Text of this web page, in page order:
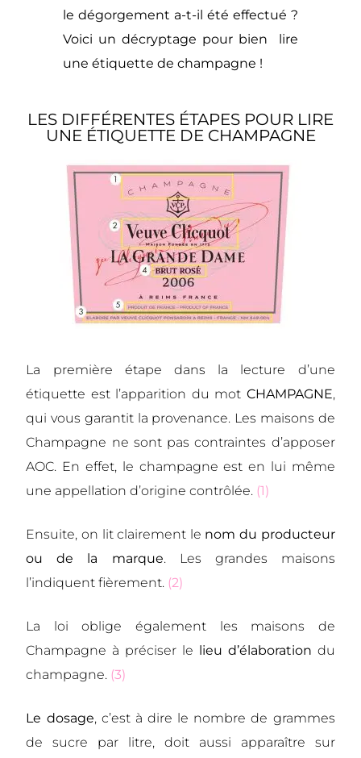
le dégorgement a-t-il été effectué ?
Voici un décryptage pour bien lire
une étiquette de champagne !
LES DIFFÉRENTES ÉTAPES POUR LIRE
UNE ÉTIQUETTE DE CHAMPAGNE
La première étape dans la lecture d’une
étiquette est l’apparition du mot CHAMPAGNE,
qui vous garantit la provenance. Les maisons de
Champagne ne sont pas contraintes d’apposer
AOC. En effet, le champagne est en lui même
une appellation d’origine contrôlée. (1)
Ensuite, on lit clairement le nom du producteur
ou de la marque. Les grandes maisons
l’indiquent fièrement. (2)
La loi oblige également les maisons de
Champagne à préciser le
lieu d’élaboration du
champagne. (3)
Le dosage, c’est à dire le nombre de grammes
de sucre par litre, doit aussi apparaître sur